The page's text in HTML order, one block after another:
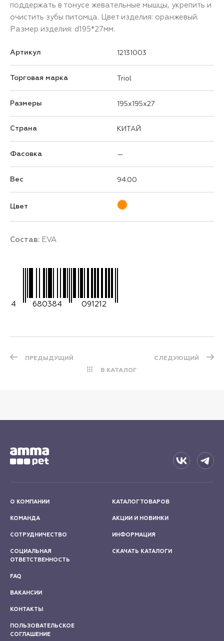
поддержать в тонусе жевательные мышцы, укрепить и
очистить зубы питомца. Цвет изделия: оранжевый.
Размер изделия: d195*27мм.
Артикул 12131003
Торговая марка Triol
Размеры 195x195x27
Страна КИТАЙ
Фасовка —
Вес 94.00
Цвет
Состав: EVA
4 680384 091212
ПРЕДЫДУЩИЙ
В КАТАЛОГ
СЛЕДУЮЩИЙ
О КОМПАНИИ
КОМАНДА
СОТРУДНИЧЕСТВО
СОЦИАЛЬНАЯ
ОТВЕТСТВЕННОСТЬ
КАТАЛОГ ТОВАРОВ
АКЦИИ И НОВИНКИ
ИНФОРМАЦИЯ
СКАЧАТЬ КАТАЛОГИ
FAQ
ВАКАНСИИ
КОНТАКТЫ
ПОЛЬЗОВАТЕЛЬСКОЕ
СОГЛАШЕНИЕ